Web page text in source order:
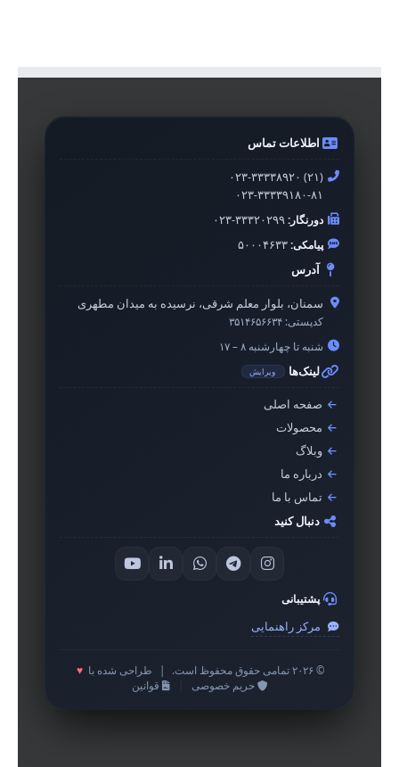
اطلاعات تماس
۰۲۳-۳۳۳۳۸۹۲۰ (۲۱)
۰۲۳-۳۳۳۳۹۱۸۰-۸۱
دورنگار:۰۲۳-۳۳۳۲۰۲۹۹
پیامکی:۵۰۰۰۴۶۳۳
آدرس
سمنان، بلوار معلم شرقی، نرسیده به میدان مطهری
کدپستی: ۳۵۱۴۶۵۶۶۳۴
شنبه تا چهارشنبه ۸ – ۱۷
لینک‌ها ویرایش
صفحه اصلی
محصولات
وبلاگ
درباره ما
تماس با ما
دنبال کنید
پشتیبانی
مرکز راهنمایی
© ۲۰۲۶ تمامی حقوق محفوظ است. طراحی شده با ♥
حریم خصوصی
قوانین